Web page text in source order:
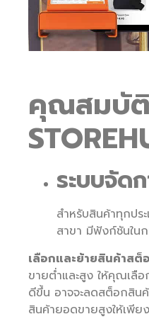
คุณสมบั
ระบบจัด
สำหรับสินค้าทุกปร
สาขา มีฟังก์ชันใน
เลือกและย้ายสินค้าสต็
ขายต่ำและสูง ให้คุณเลื
ดีขึ้น อาจจะลดสต็อกสิน
สินค้ายอดขายสูงให้เพีย